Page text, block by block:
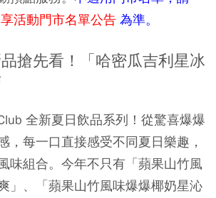
活動門市名單公告 為準。
搶先看！ 「 哈密瓜吉利星冰
全新夏日飲品系列​！從驚喜爆爆
，每一口直接感受不同夏日樂趣​，
味組合。今年不只有「蘋果山竹風
」、​「蘋果山竹風味爆爆椰奶星沁